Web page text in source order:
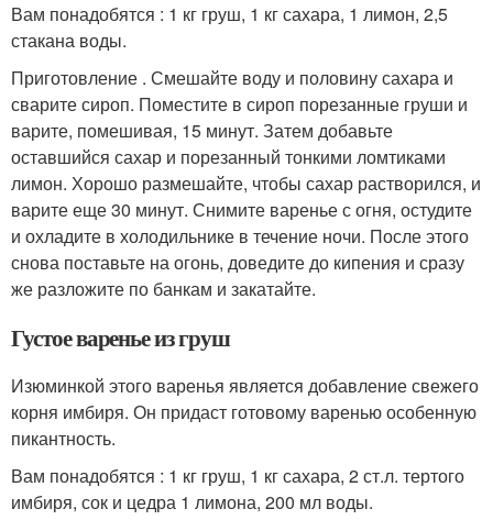
Вам понадобятся : 1 кг груш, 1 кг сахара, 1 лимон, 2,5
стакана воды.
Приготовление . Смешайте воду и половину сахара и
сварите сироп. Поместите в сироп порезанные груши и
варите, помешивая, 15 минут. Затем добавьте
оставшийся сахар и порезанный тонкими ломтиками
лимон. Хорошо размешайте, чтобы сахар растворился, и
варите еще 30 минут. Снимите варенье с огня, остудите
и охладите в холодильнике в течение ночи. После этого
снова поставьте на огонь, доведите до кипения и сразу
же разложите по банкам и закатайте.
Густое варенье из груш
Изюминкой этого варенья является добавление свежего
корня имбиря. Он придаст готовому варенью особенную
пикантность.
Вам понадобятся : 1 кг груш, 1 кг сахара, 2 ст.л. тертого
имбиря, сок и цедра 1 лимона, 200 мл воды.